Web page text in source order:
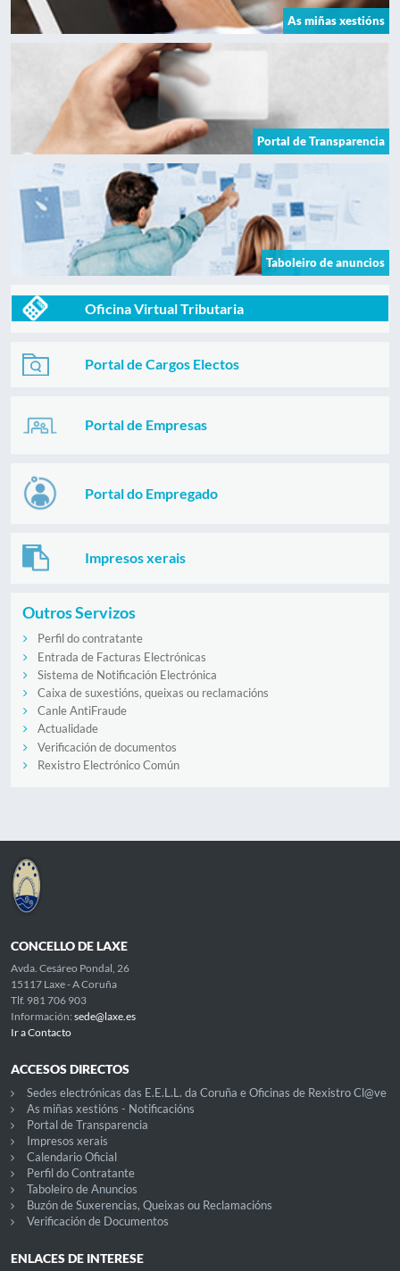
As miñas xestións
Portal de Transparencia
Taboleiro de anuncios
Oficina Virtual Tributaria
Portal de Cargos Electos
Portal de Empresas
Portal do Empregado
Impresos xerais
Outros Servizos
Perfil do contratante
Entrada de Facturas Electrónicas
Sistema de Notificación Electrónica
Caixa de suxestións, queixas ou reclamacións
Canle AntiFraude
Actualidade
Verificación de documentos
Rexistro Electrónico Común
CONCELLO DE LAXE
Avda. Cesáreo Pondal, 26
15117 Laxe - A Coruña
Tlf. 981 706 903
Información: sede@laxe.es
Ir a Contacto
ACCESOS DIRECTOS
Sedes electrónicas das E.E.L.L. da Coruña e Oficinas de Rexistro Cl@ve
As miñas xestións - Notificacións
Portal de Transparencia
Impresos xerais
Calendario Oficial
Perfil do Contratante
Taboleiro de Anuncios
Buzón de Suxerencias, Queixas ou Reclamacións
Verificación de Documentos
ENLACES DE INTERESE